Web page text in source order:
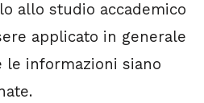
allo studio accademico
applicato in generale
le informazioni siano